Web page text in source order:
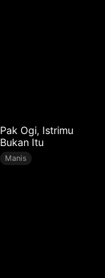
Pak Ogi, Istrimu
Bukan Itu
Manis